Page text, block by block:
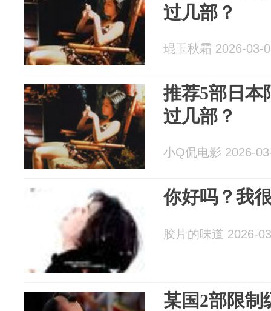
过几部？
琨玉秋霜 2026-03-
推荐5部日本
过几部？
小Q侃电影 2026-
你好吗？我
胶片的味道 2026-
某国2部限制